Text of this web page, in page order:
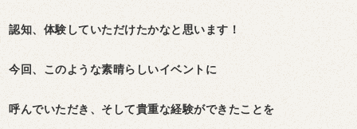
認知、体験していただけたかなと思います！
今回、このような素晴らしいイベントに
呼んでいただき、そして貴重な経験ができたことを